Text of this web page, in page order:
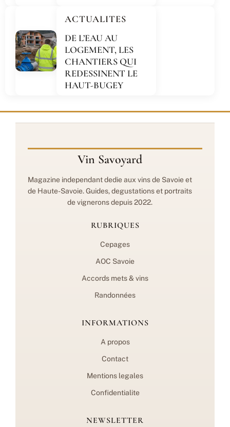
ACTUALITES
DE L’EAU AU
LOGEMENT, LES
CHANTIERS QUI
REDESSINENT LE
HAUT-BUGEY
Vin Savoyard
Magazine independant dedie aux vins de Savoie et
de Haute-Savoie. Guides, degustations et portraits
de vignerons depuis 2022.
RUBRIQUES
Cepages
AOC Savoie
Accords mets & vins
Randonnées
INFORMATIONS
A propos
Contact
Mentions legales
Confidentialite
NEWSLETTER